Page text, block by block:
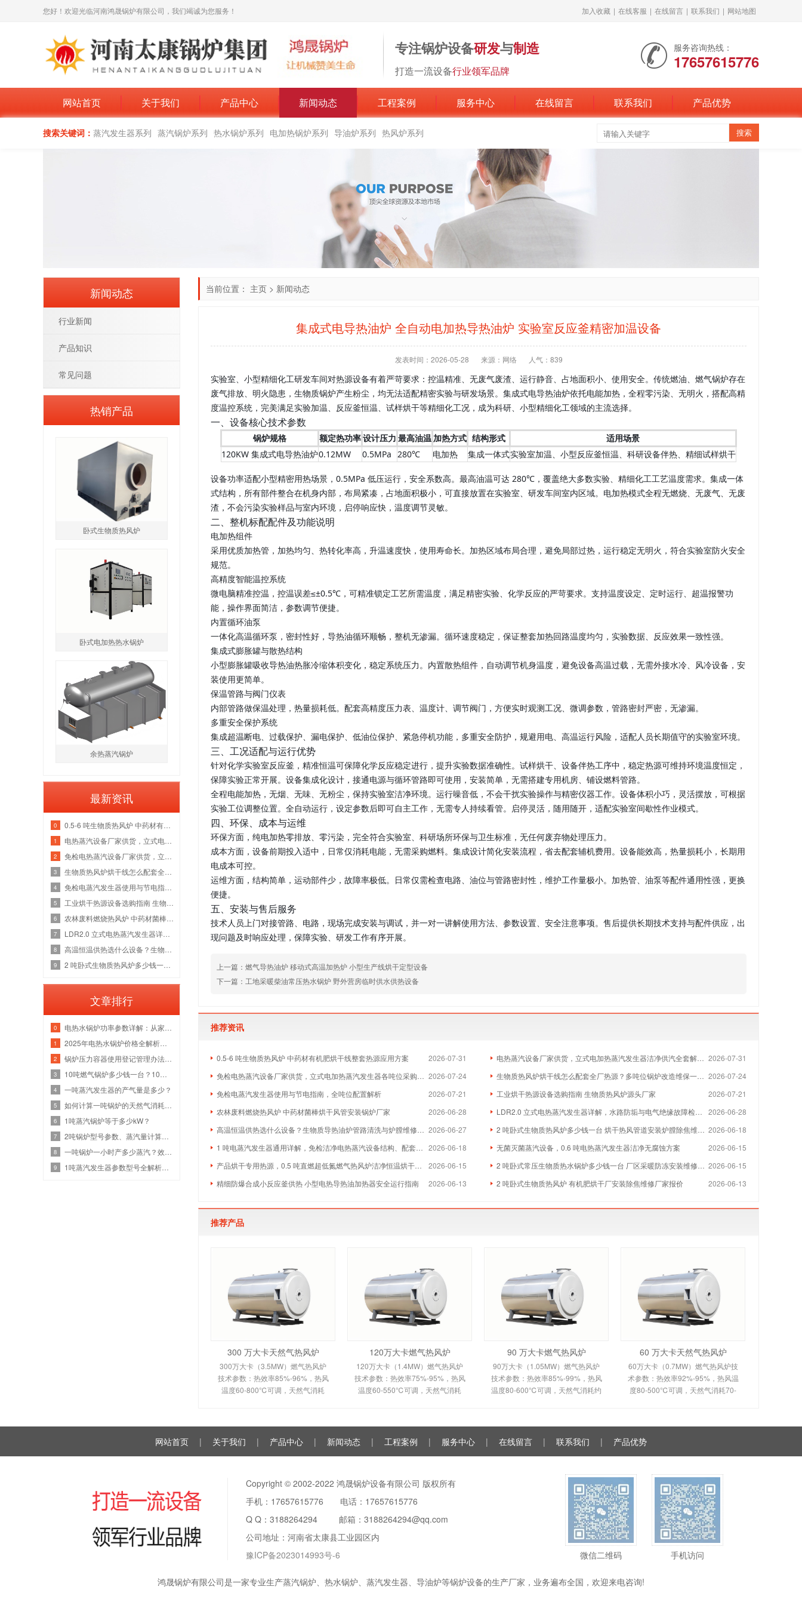
您好！欢迎光临河南鸿晟锅炉有限公司，我们竭诚为您服务！ 加入收藏 | 在线客服 | 在线留言 | 联系我们 | 网站地图
专注锅炉设备研发与制造
打造一流设备行业领军品牌
服务咨询热线：
17657615776
网站首页 关于我们 产品中心 新闻动态 工程案例 服务中心 在线留言 联系我们 产品优势
搜索关键词： 蒸汽发生器系列 蒸汽锅炉系列 热水锅炉系列 电加热锅炉系列 导油炉系列 热风炉系列
当前位置： 主页 > 新闻动态
集成式电导热油炉 全自动电加热导热油炉 实验室反应釜精密加温设备
发表时间：2026-05-28 来源：网络 人气： 839
实验室、小型精细化工研发车间对热源设备有着严苛要求：控温精准、无废气废渣、运行静音、占地面积小、使用安全。传统燃油、燃气锅炉存在
废气排放、明火隐患，生物质锅炉产生粉尘，均无法适配精密实验与研发场景。集成式电导热油炉依托电能加热，全程零污染、无明火，搭配高精
度温控系统，完美满足实验加温、反应釜恒温、试样烘干等精细化工况，成为科研、小型精细化工领域的主流选择。
一、设备核心技术参数
锅炉规格 额定热功率设计压力 最高油温 加热方式 结构形式
适用场景
120KW 集成式电导热油炉0.12MW 0.5MPa 280℃ 电加热 集成一体式实验室加温、小型反应釜恒温、科研设备伴热、精细试样烘干
设备功率适配小型精密用热场景，0.5MPa 低压运行，安全系数高。最高油温可达 280℃，覆盖绝大多数实验、精细化工工艺温度需求。集成一体
式结构，所有部件整合在机身内部，布局紧凑，占地面积极小，可直接放置在实验室、研发车间室内区域。电加热模式全程无燃烧、无废气、无废
渣，不会污染实验样品与室内环境，启停响应快，温度调节灵敏。
二、整机标配配件及功能说明
电加热组件
采用优质加热管，加热均匀、热转化率高，升温速度快，使用寿命长。加热区域布局合理，避免局部过热，运行稳定无明火，符合实验室防火安全
规范。
高精度智能温控系统
微电脑精准控温，控温误差≤±0.5℃，可精准锁定工艺所需温度，满足精密实验、化学反应的严苛要求。支持温度设定、定时运行、超温报警功
能，操作界面简洁，参数调节便捷。
内置循环油泵
一体化高温循环泵，密封性好，导热油循环顺畅，整机无渗漏。循环速度稳定，保证整套加热回路温度均匀，实验数据、反应效果一致性强。
集成式膨胀罐与散热结构
小型膨胀罐吸收导热油热胀冷缩体积变化，稳定系统压力。内置散热组件，自动调节机身温度，避免设备高温过载，无需外接水冷、风冷设备，安
装使用更简单。
保温管路与阀门仪表
内部管路做保温处理，热量损耗低。配套高精度压力表、温度计、调节阀门，方便实时观测工况、微调参数，管路密封严密，无渗漏。
多重安全保护系统
集成超温断电、过载保护、漏电保护、低油位保护、紧急停机功能，多重安全防护，规避用电、高温运行风险，适配人员长期值守的实验室环境。
三、工况适配与运行优势
针对化学实验室反应釜，精准恒温可保障化学反应稳定进行，提升实验数据准确性。试样烘干、设备伴热工序中，稳定热源可维持环境温度恒定，
保障实验正常开展。设备集成化设计，接通电源与循环管路即可使用，安装简单，无需搭建专用机房、铺设燃料管路。
全程电能加热，无烟、无味、无粉尘，保持实验室洁净环境。运行噪音低，不会干扰实验操作与精密仪器工作。设备体积小巧，灵活摆放，可根据
实验工位调整位置。全自动运行，设定参数后即可自主工作，无需专人持续看管。启停灵活，随用随开，适配实验室间歇性作业模式。
四、环保、成本与运维
环保方面，纯电加热零排放、零污染，完全符合实验室、科研场所环保与卫生标准，无任何废弃物处理压力。
成本方面，设备前期投入适中，日常仅消耗电能，无需采购燃料。集成设计简化安装流程，省去配套辅机费用。设备能效高，热量损耗小，长期用
电成本可控。
运维方面，结构简单，运动部件少，故障率极低。日常仅需检查电路、油位与管路密封性，维护工作量极小。加热管、油泵等配件通用性强，更换
便捷。
五、安装与售后服务
技术人员上门对接管路、电路，现场完成安装与调试，并一对一讲解使用方法、参数设置、安全注意事项。售后提供长期技术支持与配件供应，出
现问题及时响应处理，保障实验、研发工作有序开展。
上一篇：燃气导热油炉 移动式高温加热炉 小型生产线烘干定型设备
下一篇：工地采暖柴油常压热水锅炉 野外营房临时供水供热设备
推荐资讯
2026-07-31
0.5-6 吨生物质热风炉 中药材有机肥烘干线整套热源应用方案 2026-07-31
电热蒸汽设备厂家供货，立式电加热蒸汽发生器洁净供汽全套解决方案
2026-07-24
免检电热蒸汽设备厂家供货，立式电加热蒸汽发生器各吨位采购成本分析 2026-07-24
生物质热风炉烘干线怎么配套全厂热源？多吨位锅炉改造维保一站式方案
2026-07-21
免检电蒸汽发生器使用与节电指南，全吨位配置解析 2026-07-21
工业烘干热源设备选购指南 生物质热风炉源头厂家
2026-06-28
农林废料燃烧热风炉 中药材菌棒烘干风管安装锅炉厂家 2026-06-28
LDR2.0 立式电热蒸汽发生器详解，水路防垢与电气绝缘故障检修指南
2026-06-27
高温恒温供热选什么设备？生物质导热油炉管路清洗与炉膛维修实体厂家 2026-06-18
2 吨卧式生物质热风炉多少钱一台 烘干热风管道安装炉膛除焦维修厂家
2026-06-18
1 吨电蒸汽发生器通用详解，免检洁净电热蒸汽设备结构、配套与维保全指南 2026-06-15
无菌灭菌蒸汽设备，0.6 吨电热蒸汽发生器洁净无腐蚀方案
2026-06-15
产品烘干专用热源，0.5 吨直燃超低氮燃气热风炉洁净恒温烘干方案 2026-06-15
2 吨卧式常压生物质热水锅炉多少钱一台 厂区采暖防冻安装维修厂家
2026-06-13
精细防爆合成小反应釜供热 小型电热导热油加热器安全运行指南 2026-06-13
2 吨卧式生物质热风炉 有机肥烘干厂安装除焦维修厂家报价
推荐产品
300 万大卡天然气热风炉
300万大卡（3.5MW）燃气热风炉
技术参数：热效率85%-96%，热风
温度60-800℃可调，天然气消耗
换热原理、间接换热技术及
120万大卡燃气热风炉
120万大卡（1.4MW）燃气热风炉
技术参数：热效率75%-95%，热风
温度60-550℃可调，天然气消耗
术及全自动控制。适用于
90 万大卡燃气热风炉
90万大卡（1.05MW）燃气热风炉
技术参数：热效率85%-99%，热风
温度80-600℃可调，天然气消耗约
自动安全控制。适用于化工
60 万大卡天然气热风炉
60万大卡（0.7MW）燃气热风炉技
术参数：热效率92%-95%，热风温
度80-500℃可调，天然气消耗70-
于食品、粮食、物料烘干
新闻动态
行业新闻
产品知识
常见问题
热销产品
卧式生物质热风炉
卧式电加热热水锅炉
余热蒸汽锅炉
最新资讯
0
1
2
3
4
5
6
7
8
9
文章排行
0
1
2
3
4 一吨蒸汽发生器的产气量是多少？
5
6 1吨蒸汽锅炉等于多少kW？
7
8
9
网站首页 | 关于我们 | 产品中心 | 新闻动态 | 工程案例 | 服务中心 | 在线留言 | 联系我们 | 产品优势
Copyright © 2002-2022 鸿晟锅炉设备有限公司 版权所有
手机：17657615776 电话：17657615776
Q Q： 3188264294 邮箱：3188264294@qq.com
公司地址：河南省太康县工业园区内
豫ICP备2023014993号-6
微信二维码 手机访问
鸿晟锅炉有限公司是一家专业生产蒸汽锅炉、热水锅炉、蒸汽发生器、导油炉等锅炉设备的生产厂家，业务遍布全国，欢迎来电咨询!